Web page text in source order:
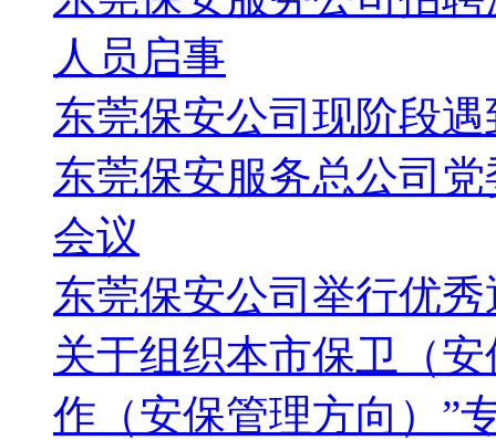
人员启事
东莞保安公司现阶段
东莞保安服务总公司
会议
东莞保安公司举行优
关于组织本市保卫（
作（安保管理方向）”